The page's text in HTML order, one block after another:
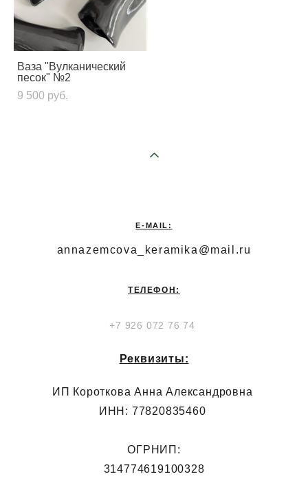
Ваза "Вулканический
песок" №2
9 500 pуб.
E-MAIL:
annazemcova_keramika@mail.ru
ТЕЛЕФОН:
+7 926 072 76 74
Реквизиты:
ИП Короткова Анна Александровна
ИНН: 77820835460
ОГРНИП:
314774619100328